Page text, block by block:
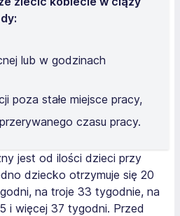
lub w godzinach
poza stałe miejsce pracy,
czasu pracy.
jest od ilości dzieci przy
dziecko otrzymuje się 20
na troje 33 tygodnie, na
i więcej 37 tygodni. Przed